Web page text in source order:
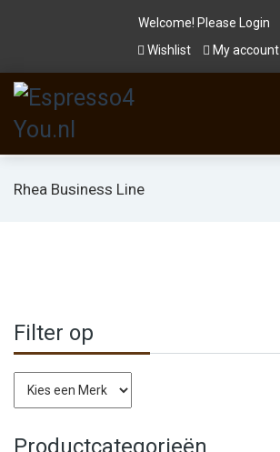
Welcome! Please
Login
Wishlist
My account
Rhea Business Line
Filter op
Productcategorieën